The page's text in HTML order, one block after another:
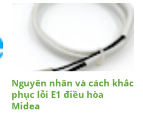
Nguyên nhân và cách khắc
phục lỗi E1 điều hòa
Midea